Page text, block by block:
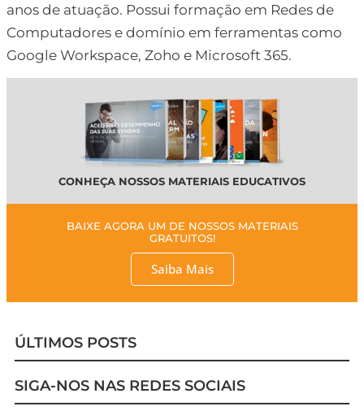
anos de atuação. Possui formação em Redes de
Computadores e domínio em ferramentas como
Google Workspace, Zoho e Microsoft 365.
CONHEÇA NOSSOS MATERIAIS EDUCATIVOS
BAIXE AGORA UM DE NOSSOS MATERIAIS
GRATUITOS!
Saiba Mais
ÚLTIMOS POSTS
SIGA-NOS NAS REDES SOCIAIS